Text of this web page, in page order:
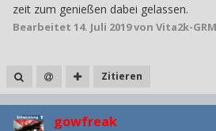
zeit zum genießen dabei gelassen.
Bearbeitet 14. Juli 2019von Vita2k-GRM
Zitieren
gowfreak